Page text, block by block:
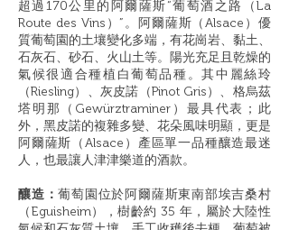
超過170公里的阿爾薩斯“葡萄酒之路（La
Route des Vins）”。阿爾薩斯（Alsace）優
質葡萄園的土壤變化多端，有花崗岩、黏土、
石灰石、砂石、火山土等。陽光充足且乾燥的
氣候很適合種植白葡萄品種。其中麗絲玲
（Riesling）、灰皮諾（Pinot Gris）、格烏茲
塔明那（Gewürztraminer）最具代表；此
外，黑皮諾的複雜多變、花朵風味明顯，更是
阿爾薩斯（Alsace）產區單一品種釀造最迷
人，也最讓人津津樂道的酒款。
釀造：葡萄園位於阿爾薩斯東南部埃吉桑村
（Eguisheim），樹齡約 35 年，屬於大陸性